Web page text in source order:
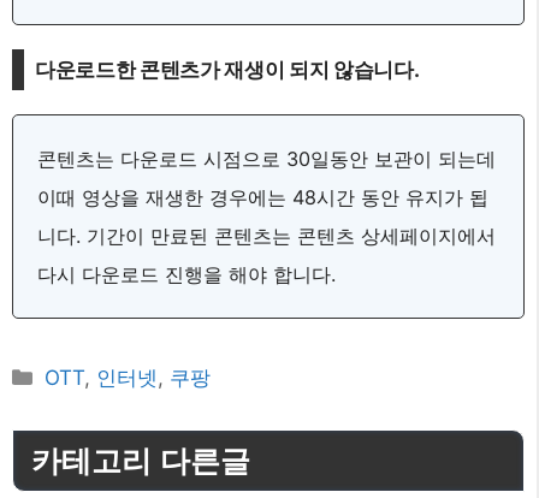
다운로드한 콘텐츠가 재생이 되지 않습니다.
콘텐츠는 다운로드 시점으로 30일동안 보관이 되는데
이때 영상을 재생한 경우에는 48시간 동안 유지가 됩
니다. 기간이 만료된 콘텐츠는 콘텐츠 상세페이지에서
다시 다운로드 진행을 해야 합니다.
카
고
리
OTT, 인터넷 , 쿠팡
카테고리 다른글